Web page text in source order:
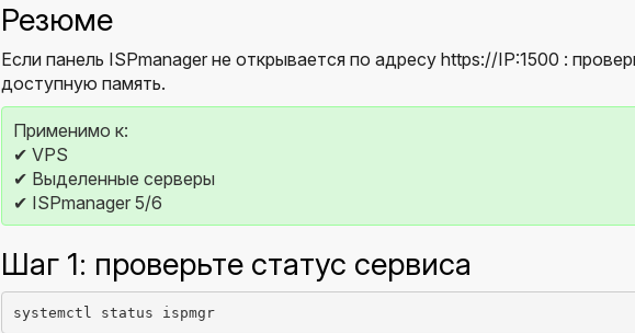
Резюме
Если панель ISPmanager не открывается по адресу https://IP:1500 :
доступную память.
Применимо к:
✔ VPS
✔ Выделенные серверы
✔ ISPmanager 5/6
Шаг 1: проверьте статус сервиса
systemctl status ispmgr